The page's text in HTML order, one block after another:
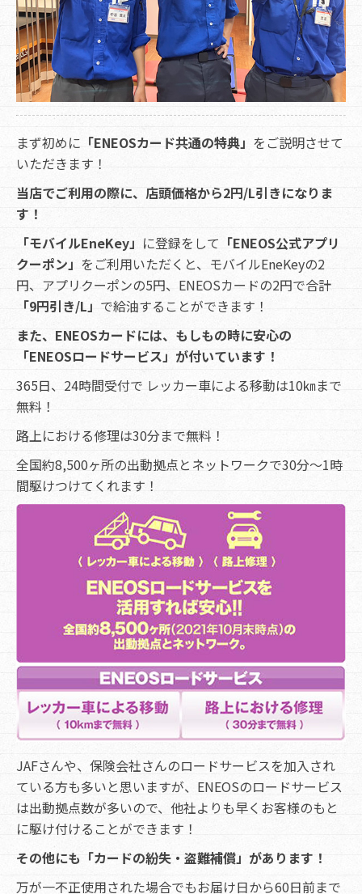
まず初めに 「ENEOSカード共通の特典」 をご説明させて
いただきます！
当店でご利用の際に、店頭価格から2円/L引きになりま
す！
「モバイルEneKey」 に登録をして 「ENEOS公式アプリ
クーポン」 をご利用いただくと、モバイルEneKeyの2
円、アプリクーポンの5円、ENEOSカードの2円で合計
「9円引き/L」 で給油することができます！
また、ENEOSカードには、もしもの時に安心の
「ENEOSロードサービス」が付いています！
365日、24時間受付で レッカー車による移動は10㎞まで
無料！
路上における修理は30分まで無料！
全国約8,500ヶ所の出動拠点とネットワークで30分～1時
間駆けつけてくれます！
JAFさんや、保険会社さんのロードサービスを加入され
ている方も多いと思いますが、ENEOSのロードサービス
は出動拠点数が多いので、他社よりも早くお客様のもと
に駆け付けることができます！
その他にも「カードの紛失・盗難補償」があります！
万が一不正使用された場合でもお届け日から60日前まで